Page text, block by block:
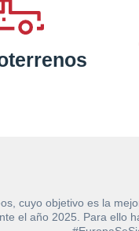
cuyo objetivo es la
el año 2025. Para